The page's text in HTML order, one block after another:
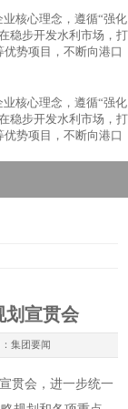
核心理念，遵循“强化
稳步开发水利市场，打
势项目，不断向港口
核心理念，遵循“强化
稳步开发水利市场，打
势项目，不断向港口
划宣贯会
集团要闻
贯会，进一步统一